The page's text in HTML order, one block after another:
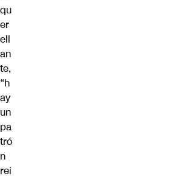
qu
er
ell
an
te,
“h
ay
un
pa
tró
n
rei